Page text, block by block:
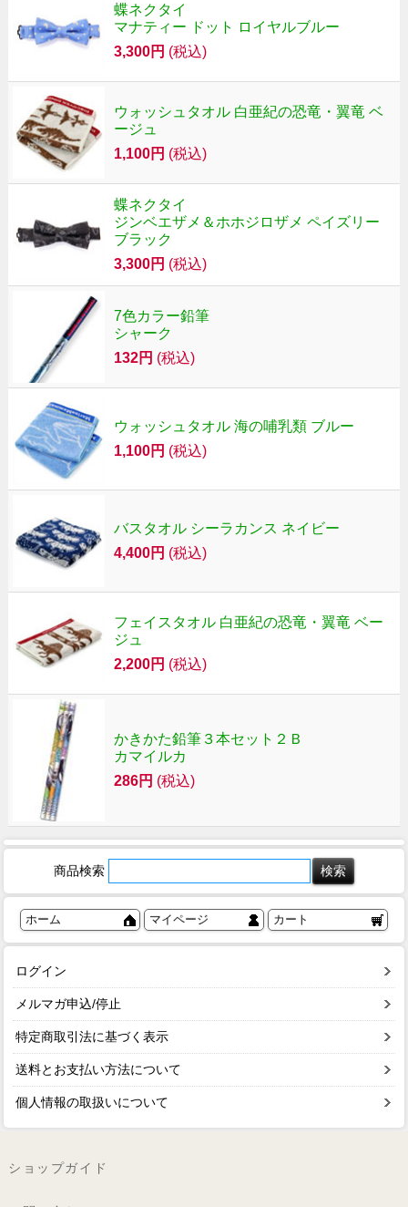
蝶ネクタイ
マナティー ドット ロイヤルブルー
3,300円 (税込)
ウォッシュタオル 白亜紀の恐竜・翼竜 ベ
ージュ
1,100円 (税込)
蝶ネクタイ
ジンベエザメ＆ホホジロザメ ペイズリー
ブラック
3,300円 (税込)
7色カラー鉛筆
シャーク
132円 (税込)
ウォッシュタオル 海の哺乳類 ブルー
1,100円 (税込)
バスタオル シーラカンス ネイビー
4,400円 (税込)
フェイスタオル 白亜紀の恐竜・翼竜 ベー
ジュ
2,200円 (税込)
かきかた鉛筆３本セット２Ｂ
カマイルカ
286円 (税込)
商品検索
ホーム マイページ カート
ログイン
メルマガ申込/停止
特定商取引法に基づく表示
送料とお支払い方法について
個人情報の取扱いについて
ショップガイド